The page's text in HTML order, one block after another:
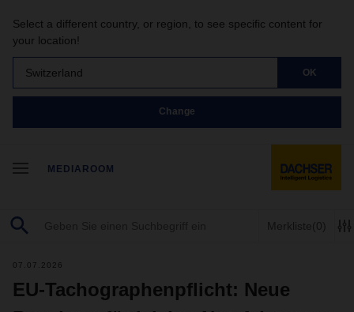
Select a different country, or region, to see specific content for
your location!
Switzerland OK
Change
MEDIAROOM
Merkliste(0)
07.07.2026
EU-Tachographenpflicht: Neue